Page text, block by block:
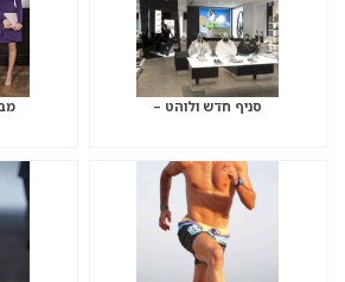
סניף חדש ולוהט –